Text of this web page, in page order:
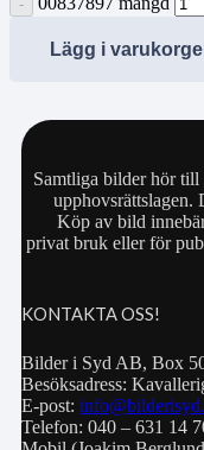
Lägg i
Samtliga bilder hör
upphovsrättslagen.
Köp av bild
privat bruk eller för
KONTAKTA OSS!
Bilder i Syd AB, Box
Besöksadress:
E-post:
Telefon: 040 – 631 14